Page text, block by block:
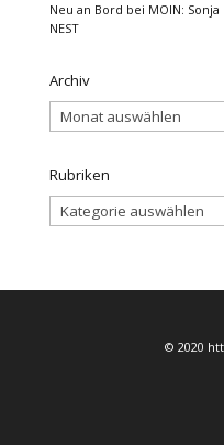
Neu an Bord bei MOIN:
NEST
Archiv
Archiv
Rubriken
Rubriken
© 2020